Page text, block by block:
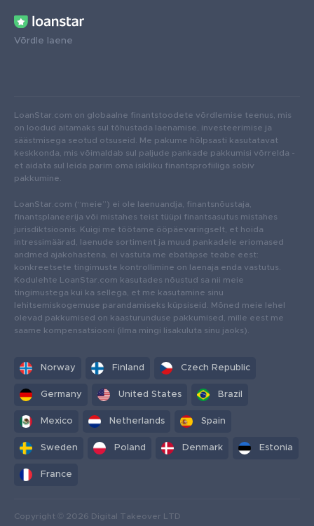
Võrdle laene
LoanStar.com on globaalne finantstoodete võrdlemise teenus, mis
on loodud aitamaks sul tõhustada laenamise, investeerimise ja
säästmisega seotud otsuseid. Me pakume hõlpsasti kasutatavat
keskkonda, mis võimaldab sul paljude pankade pakkumisi võrrelda -
et aidata sul leida parim oma isikliku finantsprofiiliga sobiv
pakkumine.
LoanStar.com (“meie”) ei ole laenuandja, finantsnõustaja,
finantsplaneerija või mistahes teist tüüpi finantsasutus mistahes
jurisdiktsioonis. Kuigi me töötame ööpäevaringselt, et hoida
intressimäärad, laenude sortiment ja muud pankadele eriomased
andmed ajakohastena, ei vastuta me ebatäpse teabe eest:
konkreetsete tingimuste kontrollimine on laenaja enda vastutus.
Kodulehte LoanStar.com kasutades nõustud sa nii meie
tingimustega kui ka sellega, et me kasutamine sinu
lehitsemiskogemuse parandamiseks küpsiseid. Mõned meie lehel
olevad pakkumised on kaasturunduse pakkumised, mille eest me
saame kompensatsiooni (ilma mingi lisakuluta sinu jaoks).
Norway Finland Czech Republic
Germany United States Brazil
Mexico Netherlands Spain
Sweden Poland Denmark Estonia
France
Copyright © 2026 Digital Takeover LTD